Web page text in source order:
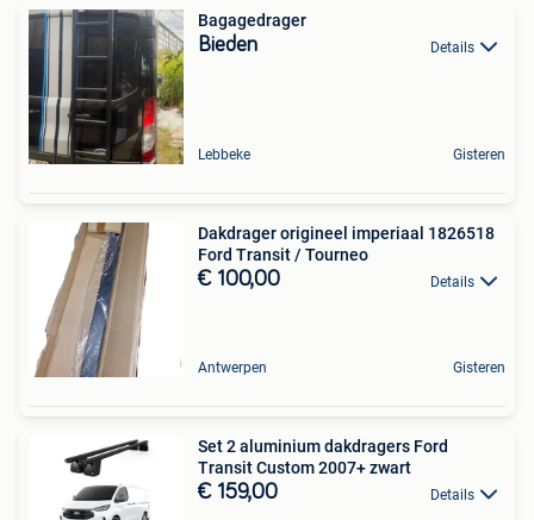
Bagagedrager
Bieden Details
Lebbeke Gisteren
Dakdrager origineel imperiaal 1826518
Ford Transit / Tourneo
€ 100,00 Details
Antwerpen Gisteren
Set 2 aluminium dakdragers Ford
Transit Custom 2007+ zwart
€ 159,00 Details